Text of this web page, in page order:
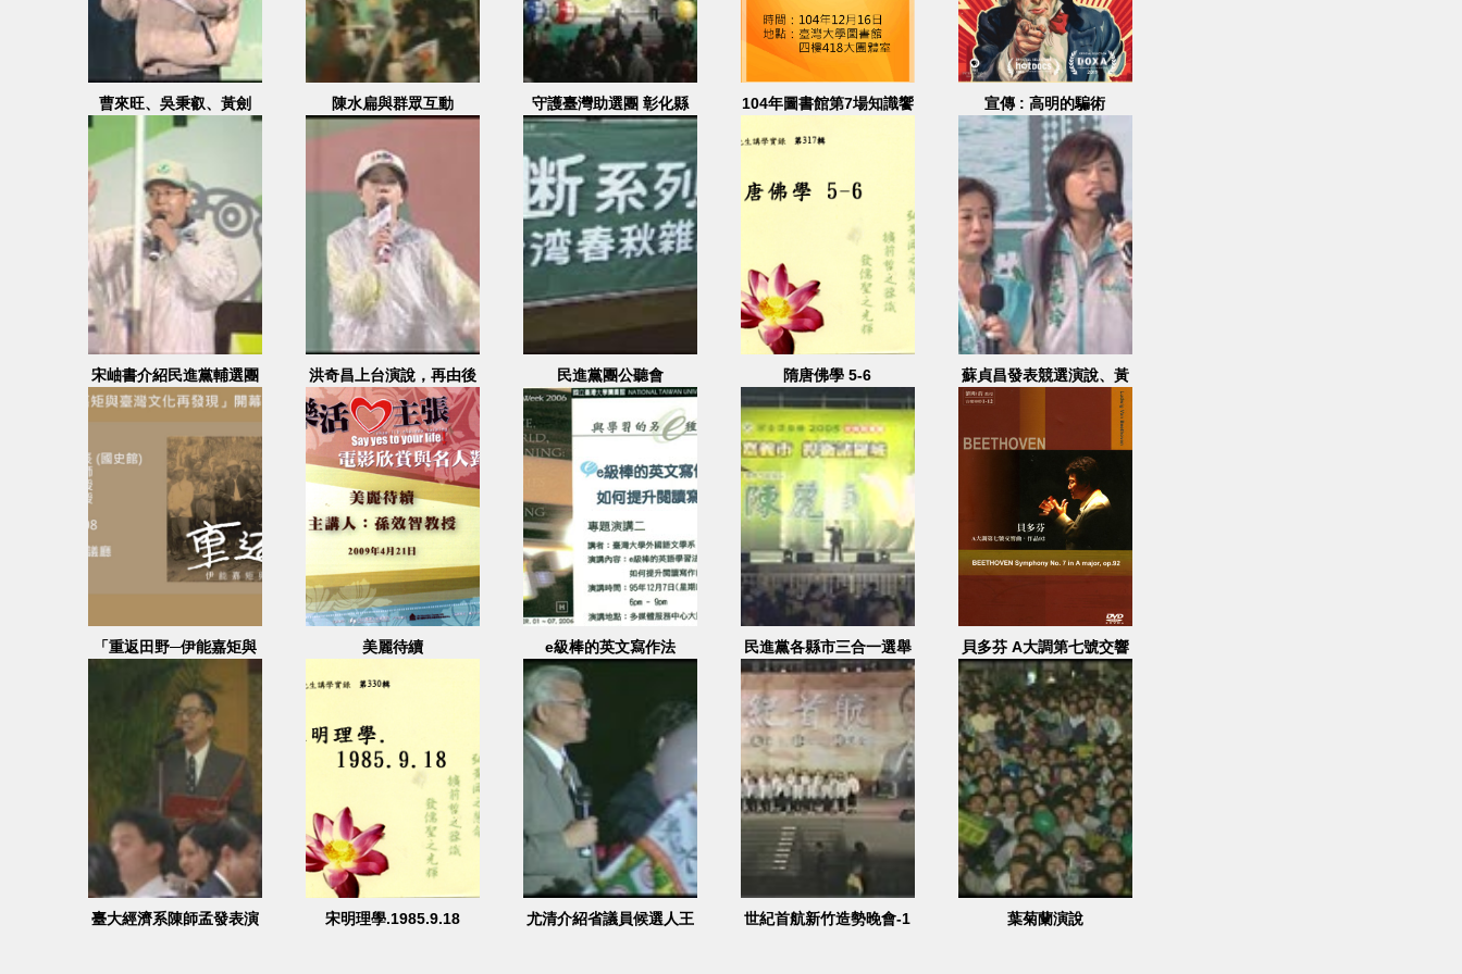
曹來旺、吳秉叡、黃劍
輝、林淑芬、陳景峻上台
發表演說
陳水扁與群眾互動
守護臺灣助選團 彰化縣
林重謨
104年圖書館第7場知識饗
宣傳 : 高明的騙術
宋岫書介紹民進黨輔選團
隊
洪奇昌上台演說，再由後
援會成員上台支持及謝欣
霓演講
民進黨團公聽會 隋唐佛學 5-6
蘇貞昌發表競選演說、黃
主文、許信良、葉菊蘭致
「重返田野─伊能嘉矩與
臺灣文化再發現」開幕專
題論壇─學者對談
美麗待續 e級棒的英文寫作法
民進黨各縣市三合一選舉
造勢大會(陳麗貞) 1
2005.12.01
貝多芬 A大調第七號交響
曲,作品92
臺大經濟系陳師孟發表演
宋明理學.1985.9.18
尤清介紹省議員候選人王
世紀首航新竹造勢晚會-1
葉菊蘭演說